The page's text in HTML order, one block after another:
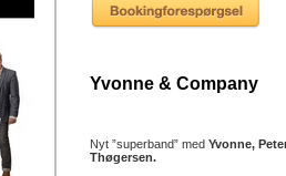
Yvonne & Company
Nyt ”superband” med Yvonne,
Thøgersen.